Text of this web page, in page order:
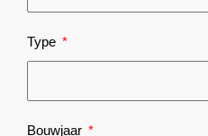
Type
Bouwjaar